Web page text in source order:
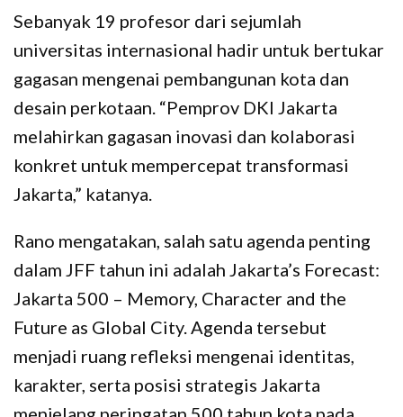
Sebanyak 19 profesor dari sejumlah
universitas internasional hadir untuk bertukar
gagasan mengenai pembangunan kota dan
desain perkotaan. “Pemprov DKI Jakarta
melahirkan gagasan inovasi dan kolaborasi
konkret untuk mempercepat transformasi
Jakarta,” katanya.
Rano mengatakan, salah satu agenda penting
dalam JFF tahun ini adalah Jakarta’s Forecast:
Jakarta 500 – Memory, Character and the
Future as Global City. Agenda tersebut
menjadi ruang refleksi mengenai identitas,
karakter, serta posisi strategis Jakarta